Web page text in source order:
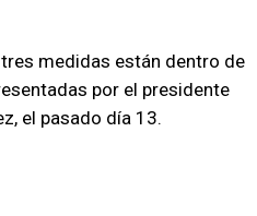
medidas están dentro de
por el presidente
el pasado día 13.